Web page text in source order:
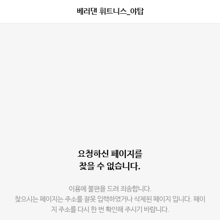
베러댄 휘트니스_야탑
요청하신 페이지를
찾을 수 없습니다.
이용에 불편을 드려 죄송합니다.
찾으시는 페이지는 주소를 잘못 입력하였거나 삭제된 페이지 입니다. 페이
지 주소를 다시 한 번 확인해 주시기 바랍니다.